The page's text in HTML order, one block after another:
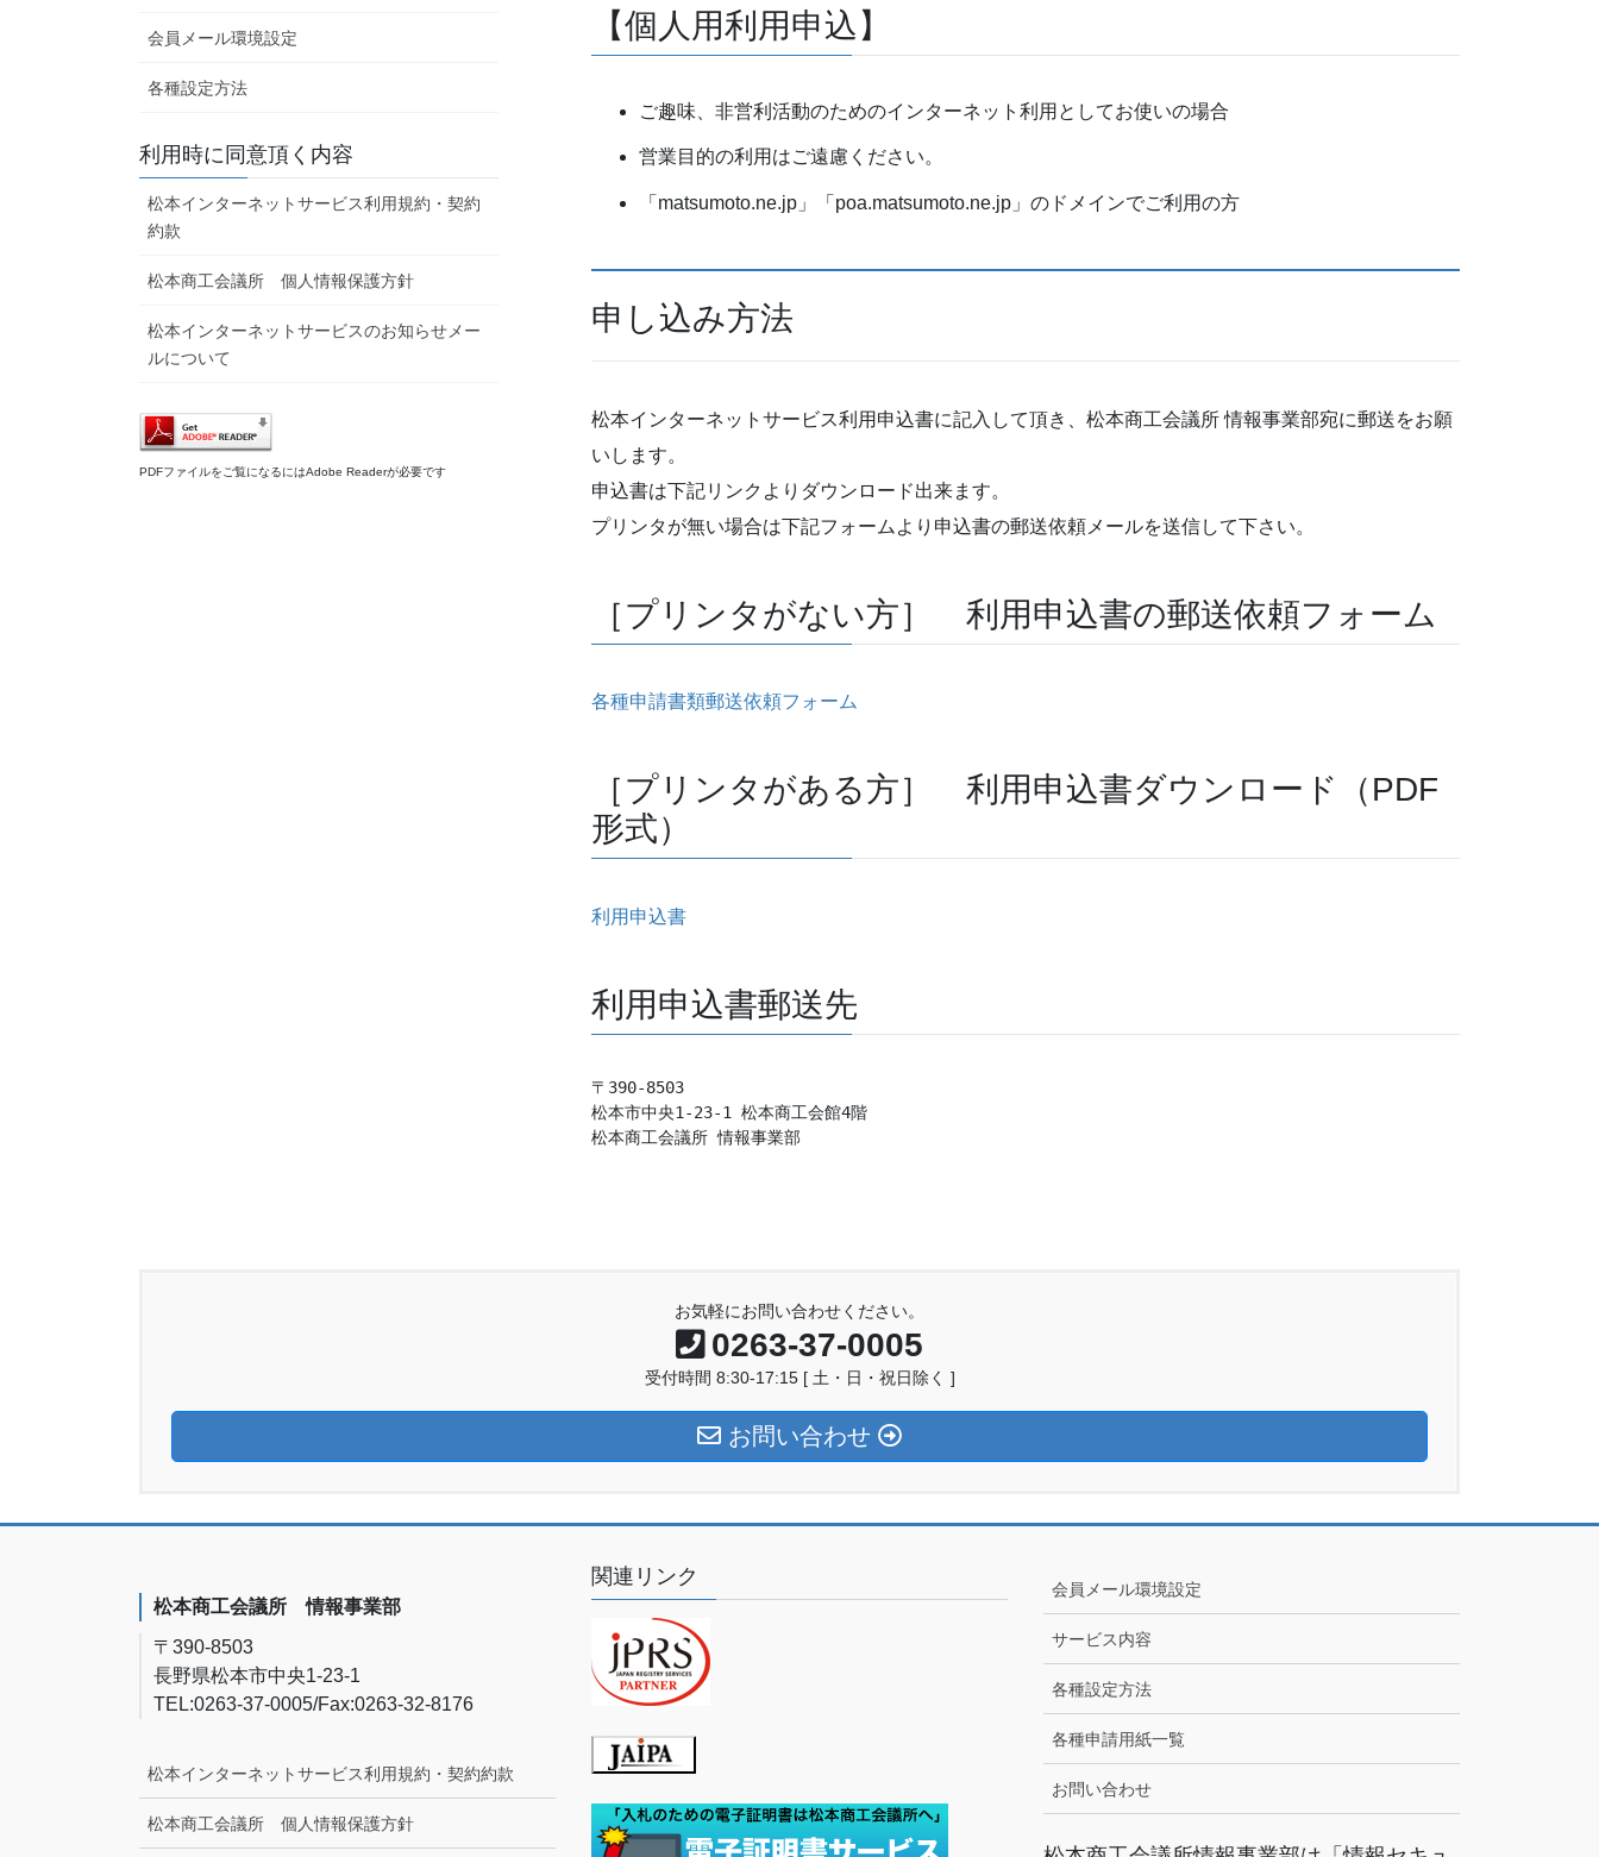
【個人用利用申込】
ご趣味、非営利活動のためのインターネット利用としてお使いの場合
営業目的の利用はご遠慮ください。
「matsumoto.ne.jp」「poa.matsumoto.ne.jp」のドメインでご利用の方
申し込み方法
松本インターネットサービス利用申込書に記入して頂き、松本商工会議所 情報事業部宛に郵送をお願
いします。
申込書は下記リンクよりダウンロード出来ます。
プリンタが無い場合は下記フォームより申込書の郵送依頼メールを送信して下さい。
［プリンタがない方］ 利用申込書の郵送依頼フォーム
各種申請書類郵送依頼フォーム
［プリンタがある方］ 利用申込書ダウンロード（PDF
形式）
利用申込書
利用申込書郵送先
〒390-8503
松本市中央1-23-1 松本商工会館4階
会員メール環境設定
各種設定方法
利用時に同意頂く内容
松本インターネットサービス利用規約・契約
約款
松本商工会議所 個人情報保護方針
松本インターネットサービスのお知らせメー
ルについて
PDFファイルをご覧になるにはAdobe Readerが必要です
お気軽にお問い合わせください。
0263-37-0005
受付時間 8:30-17:15 [ 土・日・祝日除く ]
お問い合わせ
松本商工会議所 情報事業部
〒390-8503
長野県松本市中央1-23-1
TEL:0263-37-0005/Fax:0263-32-8176
松本インターネットサービス利用規約・契約約款
松本商工会議所 個人情報保護方針
関連リンク
会員メール環境設定
サービス内容
各種設定方法
各種申請用紙一覧
お問い合わせ